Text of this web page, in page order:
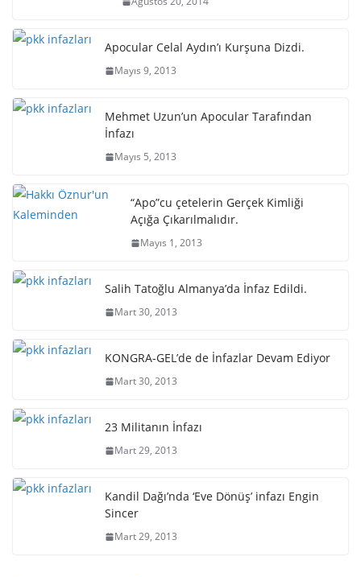
Apocular Celal Aydın’ı Kurşuna Dizdi.
Mayıs 9, 2013
Mehmet Uzun’un Apocular Tarafından
İnfazı
Mayıs 5, 2013
“Apo”cu çetelerin Gerçek Kimliği
Açığa Çıkarılmalıdır.
Mayıs 1, 2013
Salih Tatoğlu Almanya’da İnfaz Edildi.
Mart 30, 2013
KONGRA-GEL’de de İnfazlar Devam Ediyor
Mart 30, 2013
23 Militanın İnfazı
Mart 29, 2013
Kandil Dağı’nda ‘Eve Dönüş’ infazı Engin
Sincer
Mart 29, 2013